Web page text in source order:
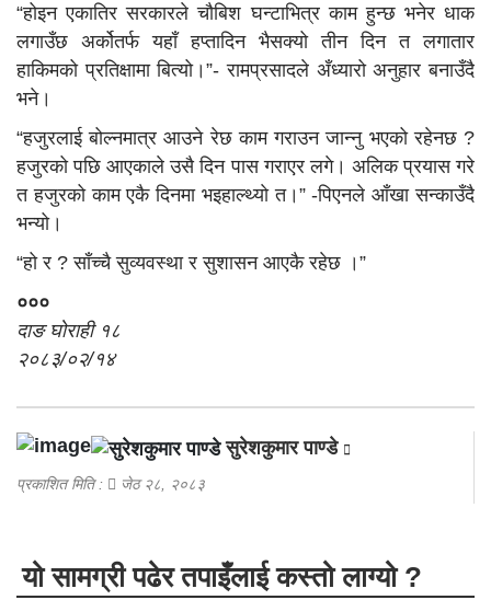
“होइन एकातिर सरकारले चौबिश घन्टाभित्र काम हुन्छ भनेर धाक
लगाउँछ अर्कोतर्फ यहाँ हप्तादिन भैसक्यो तीन दिन त लगातार
हाकिमको प्रतिक्षामा बित्यो।”- रामप्रसादले अँध्यारो अनुहार बनाउँदै
भने।
“हजुरलाई बोल्नमात्र आउने रेछ काम गराउन जान्नु भएको रहेनछ ?
हजुरको पछि आएकाले उसै दिन पास गराएर लगे। अलिक प्रयास गरे
त हजुरको काम एकै दिनमा भइहाल्थ्याे त।” -पिएनले आँखा सन्काउँदै
भन्यो।
“हो र ? साँच्चै सुव्यवस्था र सुशासन आएकै रहेछ ।”
०००
दाङ घोराही १८
२०८३/०२/१४
सुरेशकुमार पाण्डे
प्रकाशित मिति : जेठ २८, २०८३
यो सामग्री पढेर तपाइँलाई कस्तो लाग्यो ?